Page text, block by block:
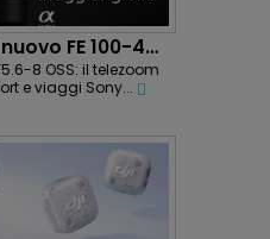
Sony presenta il nuovo FE 100-400mm F5.6-8 OSS:...
8 OSS: il telezoom
e viaggi Sony...